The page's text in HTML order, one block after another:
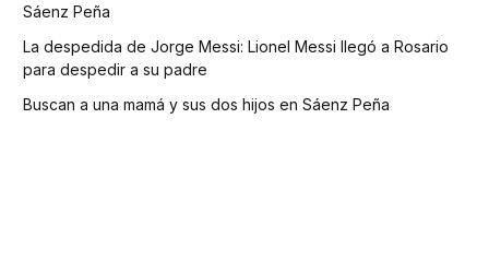
Sáenz Peña
La despedida de Jorge Messi: Lionel Messi llegó a Rosario
para despedir a su padre
Buscan a una mamá y sus dos hijos en Sáenz Peña